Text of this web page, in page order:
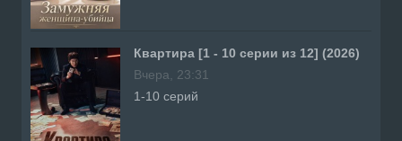
Квартира [1 - 10 серии из 12] (2026)
Вчера, 23:31
1-10 серий